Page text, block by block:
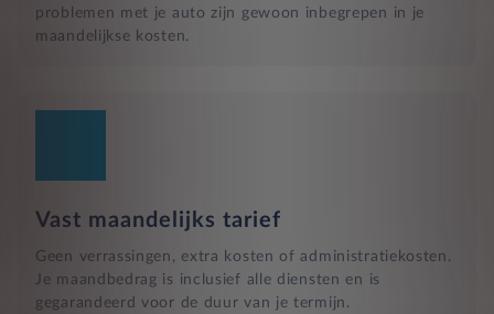
problemen met je auto zijn gewoon inbegrepen in je
maandelijkse kosten.
Vast maandelijks tarief
Geen verrassingen, extra kosten of administratiekosten.
Je maandbedrag is inclusief alle diensten en is
gegarandeerd voor de duur van je termijn.